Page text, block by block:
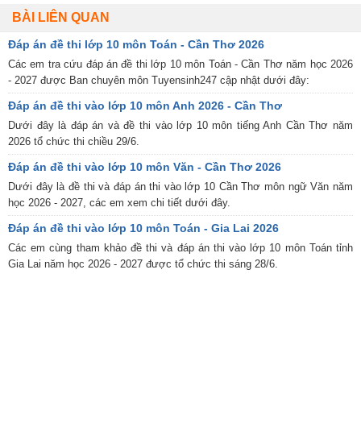
BÀI LIÊN QUAN
Đáp án đề thi lớp 10 môn Toán - Cần Thơ 2026
Các em tra cứu đáp án đề thi lớp 10 môn Toán - Cần Thơ năm học 2026
- 2027 được Ban chuyên môn Tuyensinh247 cập nhật dưới đây:
Đáp án đề thi vào lớp 10 môn Anh 2026 - Cần Thơ
Dưới đây là đáp án và đề thi vào lớp 10 môn tiếng Anh Cần Thơ năm
2026 tổ chức thi chiều 29/6.
Đáp án đề thi vào lớp 10 môn Văn - Cần Thơ 2026
Dưới đây là đề thi và đáp án thi vào lớp 10 Cần Thơ môn ngữ Văn năm
học 2026 - 2027, các em xem chi tiết dưới đây.
Đáp án đề thi vào lớp 10 môn Toán - Gia Lai 2026
Các em cùng tham khảo đề thi và đáp án thi vào lớp 10 môn Toán tỉnh
Gia Lai năm học 2026 - 2027 được tổ chức thi sáng 28/6.